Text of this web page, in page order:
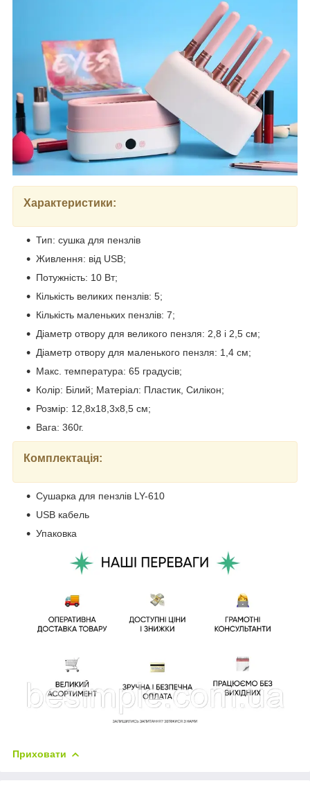
Характеристики:
Тип: сушка для пензлів
Живлення: від USB;
Потужність: 10 Вт;
Кількість великих пензлів: 5;
Кількість маленьких пензлів: 7;
Діаметр отвору для великого пензля: 2,8 і 2,5 см;
Діаметр отвору для маленького пензля: 1,4 см;
Макс. температура: 65 градусів;
Колір: Білий; Матеріал: Пластик, Силікон;
Розмір: 12,8х18,3х8,5 см;
Вага: 360г.
Комплектація:
Сушарка для пензлів LY-610
USB кабель
Упаковка
Приховати